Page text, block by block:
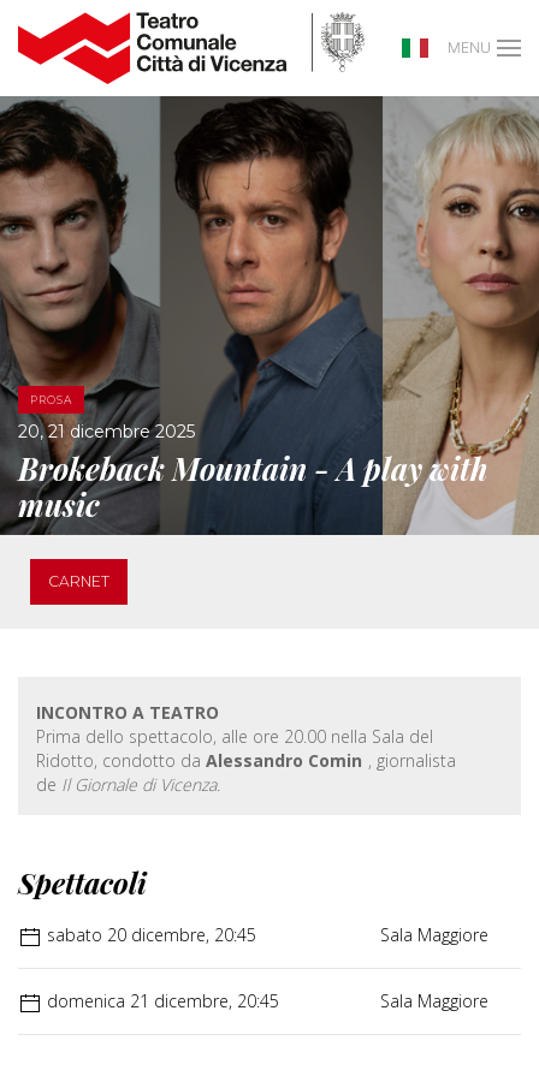
MENU
PROSA
20, 21 dicembre 2025
Brokeback Mountain - A play with
music
CARNET
INCONTRO A TEATRO
Prima dello spettacolo, alle ore 20.00 nella Sala del
Ridotto, condotto da Alessandro Comin , giornalista
de Il Giornale di Vicenza.
Spettacoli
sabato 20 dicembre, 20:45 Sala Maggiore
domenica 21 dicembre, 20:45 Sala Maggiore